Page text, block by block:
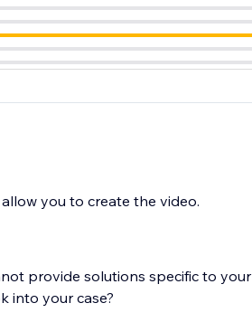
you to create the video.
provide solutions specific to your
into your case?